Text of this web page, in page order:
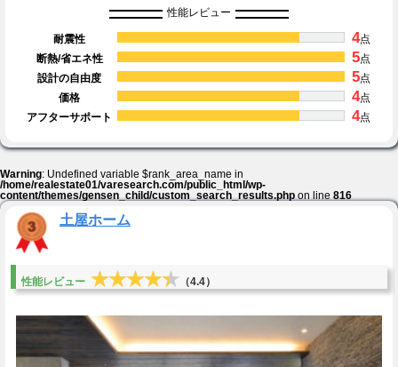
性能レビュー
耐震性 4点
断熱/省エネ性
5点
設計の自由度
5点
価格
4点
アフターサポート
4点
Warning: Undefined variable $rank_area_name in
/home/realestate01/varesearch.com/public_html/wp-
content/themes/gensen_child/custom_search_results.php on line 816
土屋ホーム
性能レビュー ★★★★★
★★★★★ （4.4）